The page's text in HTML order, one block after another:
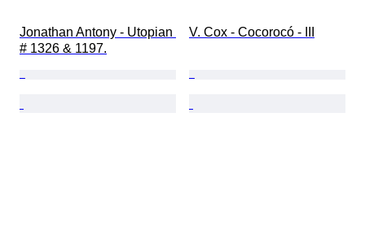
Jonathan Antony - Utopian
# 1326 & 1197.
V. Cox - Cocorocó - III